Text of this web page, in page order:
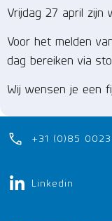
Vrijdag 27 april zijn
Voor het melden
dag bereiken via
Wij wensen je een
+31 (0)85
Linkedin